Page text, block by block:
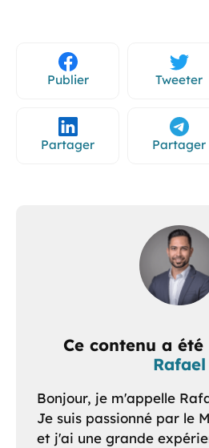
Publier Tweeter
Partager Partager
Ce contenu a
Rafael
Bonjour, je m'appelle
Je suis passionné par le
et j'ai une grande